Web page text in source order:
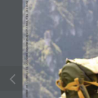
- DCB Roma